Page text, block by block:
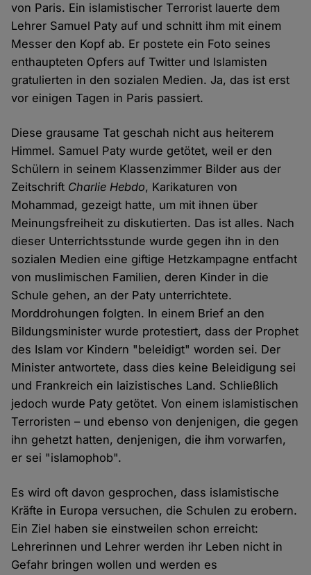
von Paris. Ein islamistischer Terrorist lauerte dem
Lehrer Samuel Paty auf und schnitt ihm mit einem
Messer den Kopf ab. Er postete ein Foto seines
enthaupteten Opfers auf Twitter und Islamisten
gratulierten in den sozialen Medien. Ja, das ist erst
vor einigen Tagen in Paris passiert.
Diese grausame Tat geschah nicht aus heiterem
Himmel. Samuel Paty wurde getötet, weil er den
Schülern in seinem Klassenzimmer Bilder aus der
Zeitschrift Charlie Hebdo, Karikaturen von
Mohammad, gezeigt hatte, um mit ihnen über
Meinungsfreiheit zu diskutierten. Das ist alles. Nach
dieser Unterrichtsstunde wurde gegen ihn in den
sozialen Medien eine giftige Hetzkampagne entfacht
von muslimischen Familien, deren Kinder in die
Schule gehen, an der Paty unterrichtete.
Morddrohungen folgten. In einem Brief an den
Bildungsminister wurde protestiert, dass der Prophet
des Islam vor Kindern "beleidigt" worden sei. Der
Minister antwortete, dass dies keine Beleidigung sei
und Frankreich ein laizistisches Land. Schließlich
jedoch wurde Paty getötet. Von einem islamistischen
Terroristen – und ebenso von denjenigen, die gegen
ihn gehetzt hatten, denjenigen, die ihm vorwarfen,
er sei "islamophob".
Es wird oft davon gesprochen, dass islamistische
Kräfte in Europa versuchen, die Schulen zu erobern.
Ein Ziel haben sie einstweilen schon erreicht:
Lehrerinnen und Lehrer werden ihr Leben nicht in
Gefahr bringen wollen und werden es